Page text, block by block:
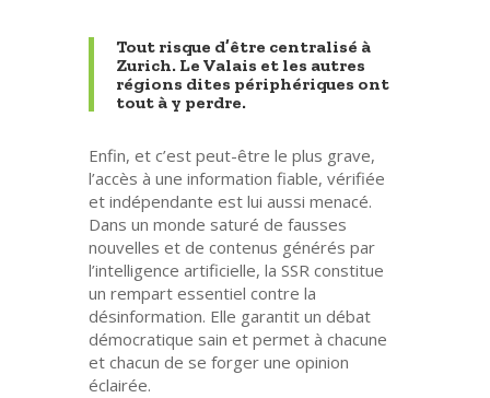
Tout risque d’être centralisé à
Zurich. Le Valais et les autres
régions dites périphériques ont
tout à y perdre.
Enfin, et c’est peut-être le plus grave,
l’accès à une information fiable, vérifiée
et indépendante est lui aussi menacé.
Dans un monde saturé de fausses
nouvelles et de contenus générés par
l’intelligence artificielle, la SSR constitue
un rempart essentiel contre la
désinformation. Elle garantit un débat
démocratique sain et permet à chacune
et chacun de se forger une opinion
éclairée.